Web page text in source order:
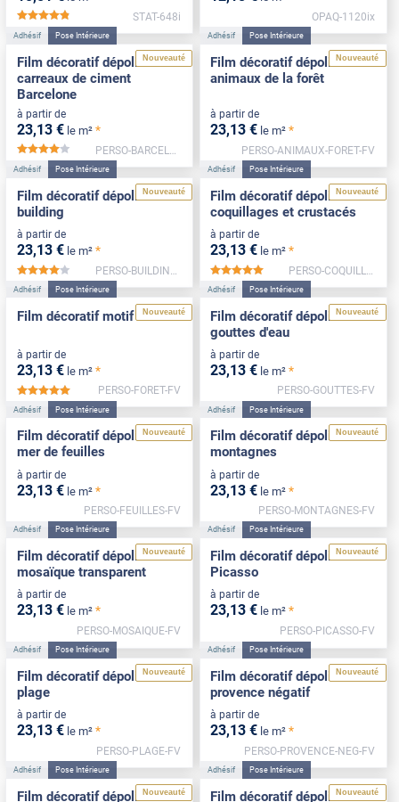
STAT-648i OPAQ-1120ix
Nouveauté
Adhésif Pose Intérieure
Film décoratif dépoli
carreaux de ciment
Barcelone
à partir de
23,13 € le m² *
*****
PERSO-BARCELONE-NEG-FV
Nouveauté
Adhésif Pose Intérieure
Film décoratif dépoli motif
animaux de la forêt
à partir de
23,13 € le m² *
PERSO-ANIMAUX-FORET-FV
Nouveauté
Adhésif Pose Intérieure
Film décoratif dépoli motif
building
à partir de
23,13 € le m² *
*****
Nouveauté
Adhésif Pose Intérieure
Film décoratif dépoli motif
coquillages et crustacés
à partir de
23,13 € le m² *
*****
Nouveauté
Adhésif Pose Intérieure
Film décoratif motif forêt
à partir de
23,13 € le m² *
*****
PERSO-FORET-FV
Nouveauté
Adhésif Pose Intérieure
Film décoratif dépoli motif
gouttes d'eau
à partir de
23,13 € le m² *
PERSO-GOUTTES-FV
Nouveauté
Adhésif Pose Intérieure
Film décoratif dépoli motif
mer de feuilles
à partir de
23,13 € le m² *
PERSO-FEUILLES-FV
Nouveauté
Adhésif Pose Intérieure
Film décoratif dépoli motif
montagnes
à partir de
23,13 € le m² *
PERSO-MONTAGNES-FV
Nouveauté
Adhésif Pose Intérieure
Film décoratif dépoli motif
mosaïque transparent
à partir de
23,13 € le m² *
PERSO-MOSAIQUE-FV
Nouveauté
Adhésif Pose Intérieure
Film décoratif dépoli motif
Picasso
à partir de
23,13 € le m² *
PERSO-PICASSO-FV
Nouveauté
Adhésif Pose Intérieure
Film décoratif dépoli motif
plage
à partir de
23,13 € le m² *
PERSO-PLAGE-FV
Nouveauté
Adhésif Pose Intérieure
Film décoratif dépoli motif
provence négatif
à partir de
23,13 € le m² *
PERSO-PROVENCE-NEG-FV
Nouveauté
Adhésif Pose Intérieure
Film décoratif dépoli motif Nouveauté
Adhésif Pose Intérieure
Film décoratif dépoli motif